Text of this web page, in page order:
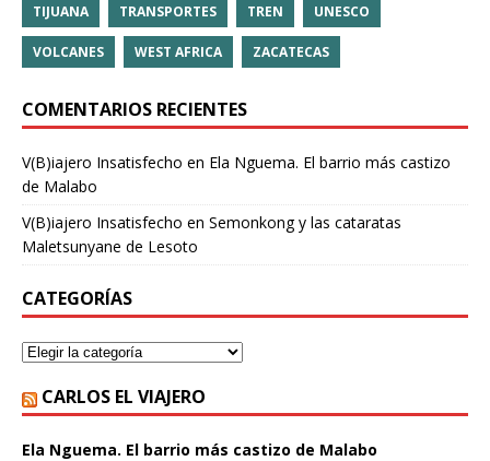
TIJUANA TRANSPORTES TREN UNESCO
VOLCANES WEST AFRICA ZACATECAS
COMENTARIOS RECIENTES
V(B)iajero Insatisfecho en Ela Nguema. El barrio más castizo
de Malabo
V(B)iajero Insatisfecho en Semonkong y las cataratas
Maletsunyane de Lesoto
CATEGORÍAS
CARLOS EL VIAJERO
Ela Nguema. El barrio más castizo de Malabo